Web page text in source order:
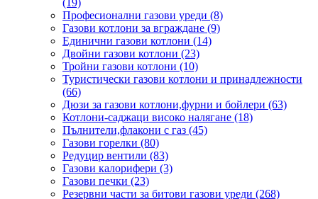
(19)
Професионални газови уреди (8)
Газови котлони за вграждане (9)
Единични газови котлони (14)
Двойни газови котлони (23)
Тройни газови котлони (10)
Туристически газови котлони и принадлежности
(66)
Дюзи за газови котлони,фурни и бойлери (63)
Котлони-саджаци високо налягане (18)
Пълнители,флакони с газ (45)
Газови горелки (80)
Редуцир вентили (83)
Газови калорифери (3)
Газови печки (23)
Резервни части за битови газови уреди (268)